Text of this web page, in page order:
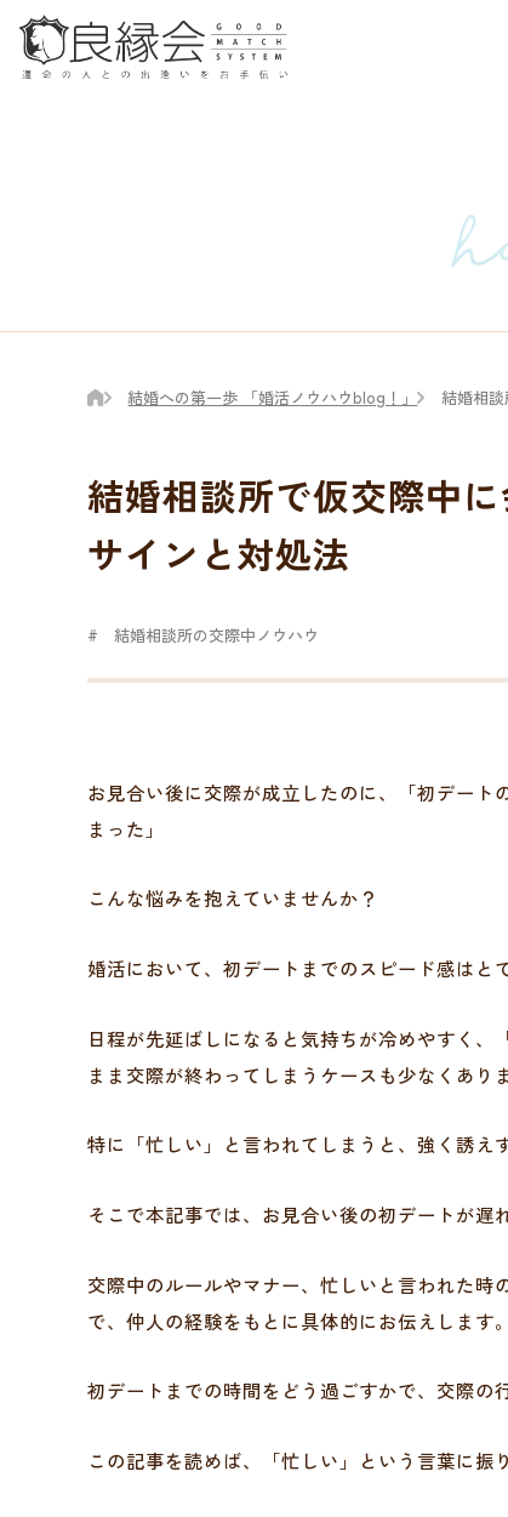
結婚への第一歩 「婚活ノウハウblog！」 結婚相
結婚相談所で仮交際中
サインと対処法
結婚相談所の交際中ノウハウ
お見合い後に交際が成立したのに、「初デー
まった」
こんな悩みを抱えていませんか？
婚活において、初デートまでのスピード感はと
日程が先延ばしになると気持ちが冷めやすく
まま交際が終わってしまうケースも少なくあり
特に「忙しい」と言われてしまうと、強く誘え
そこで本記事では、お見合い後の初デートが遅
交際中のルールやマナー、忙しいと言われた時
で、仲人の経験をもとに具体的にお伝えします。
初デートまでの時間をどう過ごすかで、交際の
この記事を読めば、「忙しい」という言葉に振